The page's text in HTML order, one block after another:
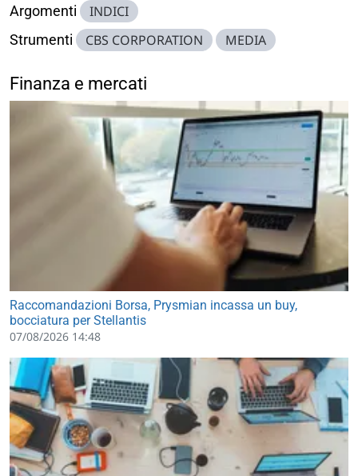
Argomenti INDICI
Strumenti CBS CORPORATION MEDIA
Finanza e mercati
Raccomandazioni Borsa, Prysmian incassa un buy,
bocciatura per Stellantis
07/08/2026 14:48